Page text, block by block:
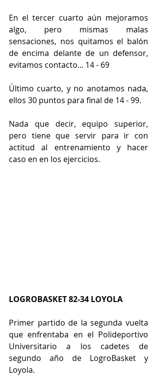
En el tercer cuarto aún mejoramos
algo, pero mismas malas
sensaciones, nos quitamos el balón
de encima delante de un defensor,
evitamos contacto... 14 - 69
Último cuarto, y no anotamos nada,
ellos 30 puntos para final de 14 - 99.
Nada que decir, equipo superior,
pero tiene que servir para ir con
actitud al entrenamiento y hacer
caso en en los ejercicios.
LOGROBASKET 82-34 LOYOLA
Primer partido de la segunda vuelta
que enfrentaba en el Polideportivo
Universitario a los cadetes de
segundo año de LogroBasket y
Loyola.